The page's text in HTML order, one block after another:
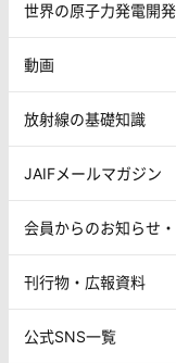
世界の原子力発電開
動画
放射線の基礎知識
JAIFメールマガジン
会員からのお知らせ
刊行物・広報資料
公式SNS一覧